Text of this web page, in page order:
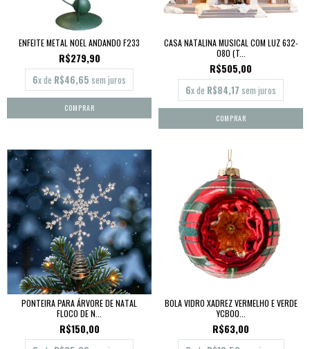
ENFEITE METAL NOEL ANDANDO F233
R$279,90
6x de R$46,65 sem juros
CASA NATALINA MUSICAL COM LUZ 632-
080 (T...
R$505,00
6x de R$84,17 sem juros
PONTEIRA PARA ÁRVORE DE NATAL
FLOCO DE N...
R$150,00
BOLA VIDRO XADREZ VERMELHO E VERDE
YCB00...
R$63,00